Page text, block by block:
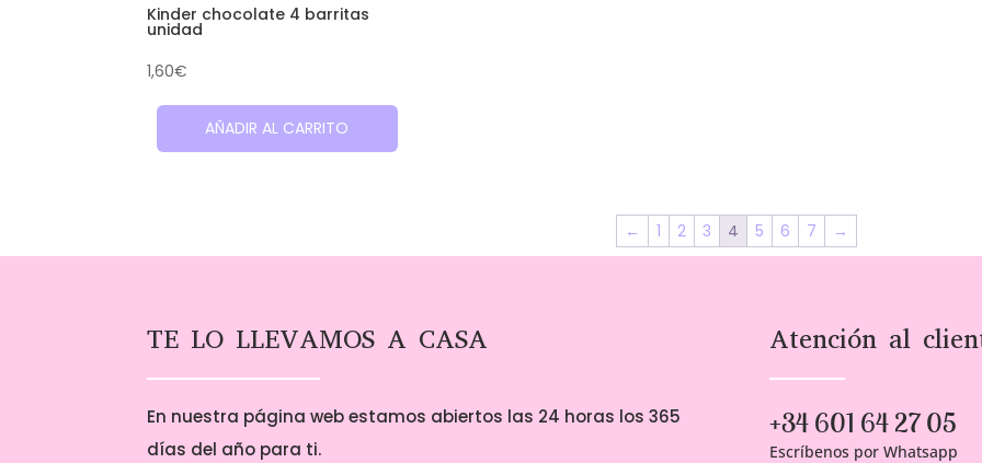
Kinder chocolate 4 barritas
unidad
1,60€
AÑADIR AL CARRITO
← 1 2 3 4 5 6 7 →
TE LO LLEVAMOS A CASA
En nuestra página web estamos abiertos las 24 horas los 365
días del año para ti.
Atención al
+34 601 64 27 05
Escríbenos por Whatsapp